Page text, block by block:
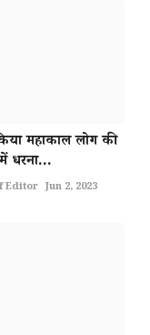
महाकाल लोग की
धरना...
Editor Jun 2, 2023